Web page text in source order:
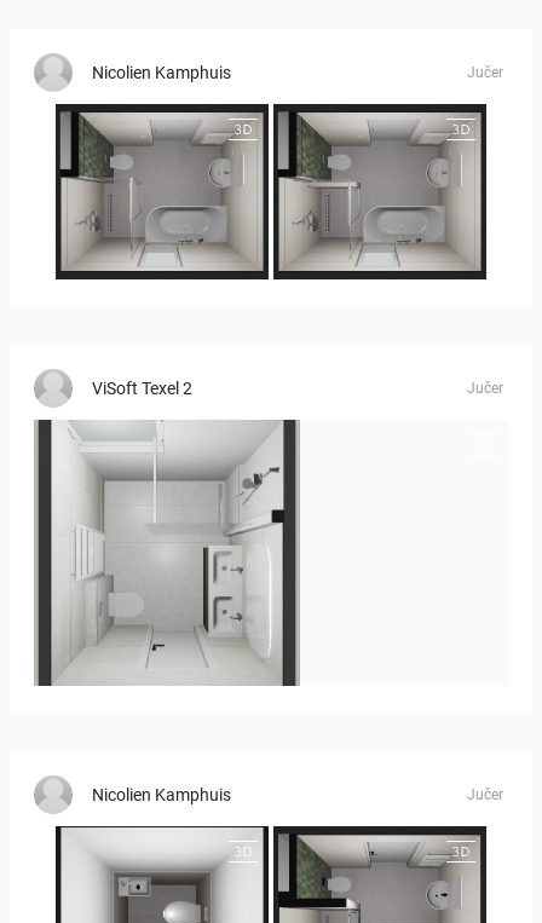
Nicolien Kamphuis Jučer
25-5014 bnr. 3.10 25-5014 bnr. 3.10
ViSoft Texel 2 Jučer
Heijenk E 3
Nicolien Kamphuis Jučer